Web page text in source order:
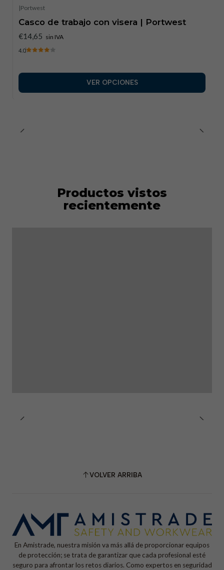
|Portwest
Casco de trabajo con visera | Portwest
€14,65 sin IVA
4.0
VER OPCIONES
Productos vistos
recientemente
VOLVER ARRIBA
En Amistrade, nuestra misión va más allá de proporcionar equipos
de protección; se trata de garantizar que cada profesional esté
seguro para afrontar los retos diarios. Como expertos en seguridad